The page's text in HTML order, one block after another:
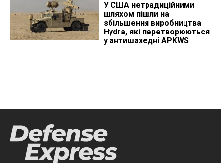
У США нетрадиційними
шляхом пішли на
збільшення виробництва
Hydra, які перетворюються
у антишахедні APKWS